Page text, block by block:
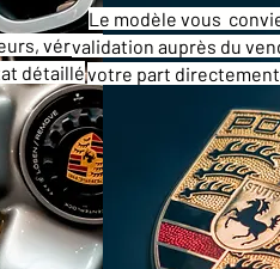
vérification
détaillé
Le modèle vous
validation auprès du
votre part